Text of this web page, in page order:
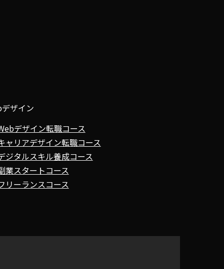
ザイン
デザイン転職コース
ャリアデザイン転職コース
ジタルスキル養成コース
業スタートコース
リーランスコース